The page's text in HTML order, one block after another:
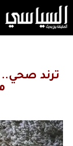
ترند